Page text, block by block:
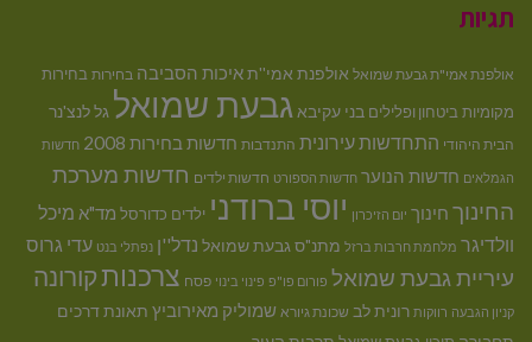
תגיות
אולפנת אמי"ת גבעת שמואל אולפנת אמי''תאיכות הסביבה בחירות בחירות
מקומיות ביטחון ופלילים בני עקיבא גבעת שמואל גל לנצ'נר
הבית היהודי התחדשות עירונית התנדבות חדשות בחירות 2008 חדשות
הגמלאים חדשות הנוער חדשות הספורט חדשות ילדים חדשות מערכת
החינוך חינוך יום הזיכרון יוסי ברודני ילדים כדורסל מד"א מיכל
וולדיגר מלחמת חרבות ברזל מתנ"ס גבעת שמואל נדל''ן נפתלי בנט עדי גרוס
עיריית גבעת שמואל פורום פו"פ פינוי בינוי פסח צרכנותקורונה
קניון הגבעה רווקות רונית לב שכונת גיורא שמוליק מאירוביץ תאונת דרכים